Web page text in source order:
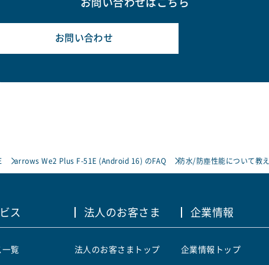
お問い合わせはこちら
お問い合わせ
arrows We2 Plus F-51E (Android 16) のFAQ 防水/防塵性能について教
ス
覧
法人のお客さま
法人のお客さまトップ
企業情報
企業情報トップ